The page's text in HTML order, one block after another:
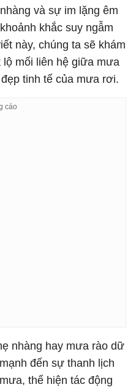
và sự im lặng êm
khắc suy ngẫm
này, chúng ta sẽ khám
mối liên hệ giữa mưa
tinh tế của mưa rơi.
nhàng hay mưa rào dữ
đến sự thanh lịch
thể hiện tác động